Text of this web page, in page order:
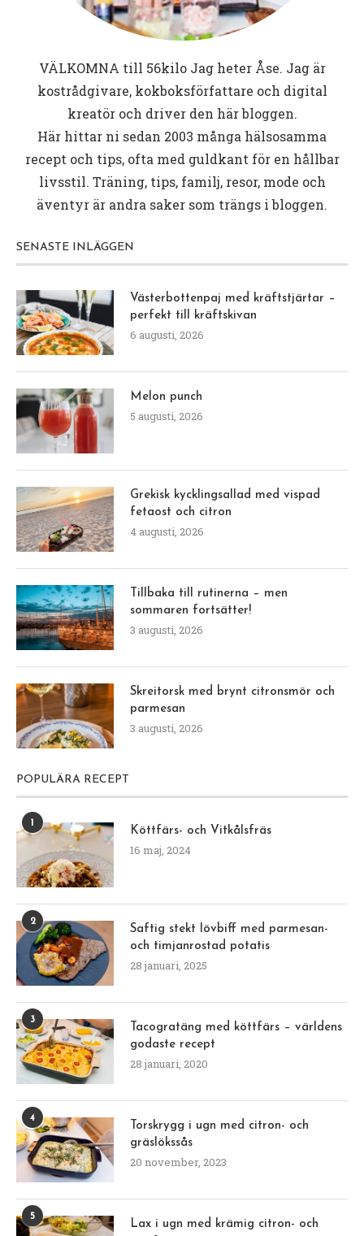
VÄLKOMNA till 56kiloJag heter Åse. Jag är
kostrådgivare, kokboksförfattare och digital
kreatör och driver den här bloggen.
Här hittar ni sedan 2003 många hälsosamma
recept och tips, ofta med guldkant för en hållbar
livsstil. Träning, tips, familj, resor, mode och
äventyr är andra saker som trängs i bloggen.
SENASTE INLÄGGEN
Västerbottenpaj med kräftstjärtar –
perfekt till kräftskivan
6 augusti, 2026
Melon punch
5 augusti, 2026
Grekisk kycklingsallad med vispad
fetaost och citron
4 augusti, 2026
Tillbaka till rutinerna – men
sommaren fortsätter!
3 augusti, 2026
Skreitorsk med brynt citronsmör och
parmesan
3 augusti, 2026
POPULÄRA RECEPT
Köttfärs- och Vitkålsfräs
16 maj, 2024
2
Saftig stekt lövbiff med parmesan-
och timjanrostad potatis
28 januari, 2025
3
Tacogratäng med köttfärs – världens
godaste recept
28 januari, 2020
4
Torskrygg i ugn med citron- och
gräslökssås
20 november, 2023
5
Lax i ugn med krämig citron- och